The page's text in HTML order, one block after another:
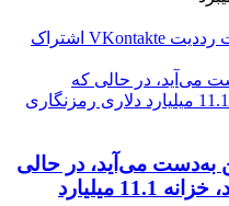
‫رددیت ‫VKontakte اشتراک
می‌آید، در حالی که
استراتژی به فروش می‌رسد، خزانه 11.1 میلیارد دلاری رمزنگاری
به‌دست می‌آید، در حالی
که استراتژی به فروش می‌رسد، خزانه 11.1 میلیارد